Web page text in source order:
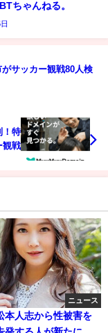
ちゃんねる。
サッカー観戦80人検
！特
観戦
ニュース
本人志から性被害を